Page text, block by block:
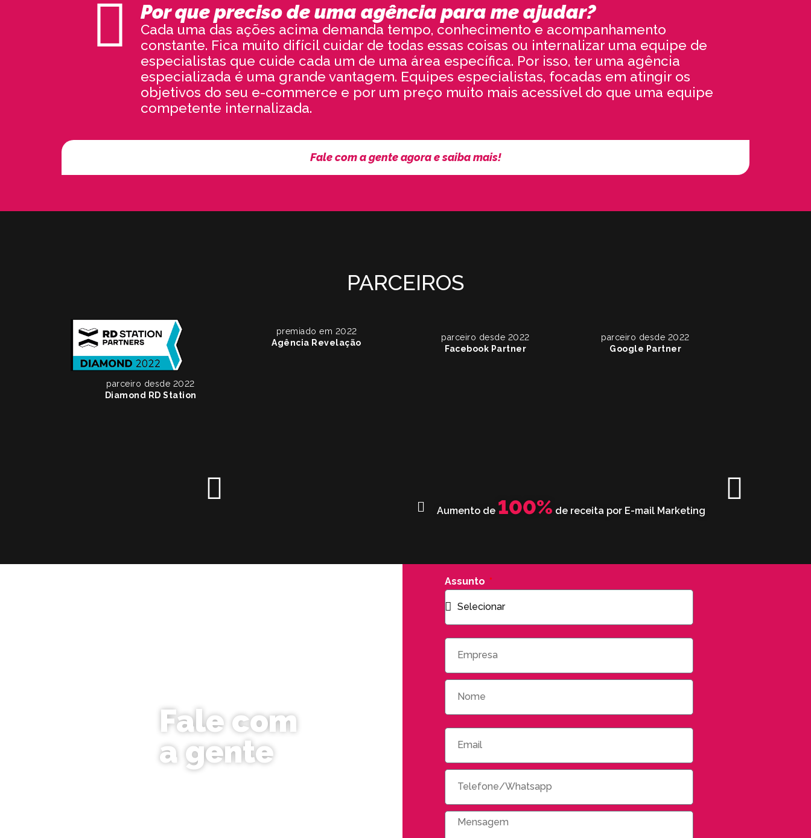
Por que preciso de uma agência para me ajudar?
Cada uma das ações acima demanda tempo, conhecimento e acompanhamento
constante. Fica muito difícil cuidar de todas essas coisas ou internalizar uma equipe de
especialistas que cuide cada um de uma área específica. Por isso, ter uma agência
especializada é uma grande vantagem. Equipes especialistas, focadas em atingir os
objetivos do seu e-commerce e por um preço muito mais acessível do que uma equipe
competente internalizada.
Fale com a gente agora e saiba mais!
PARCEIROS
parceiro desde 2022
Diamond RD Station
premiado em 2022
Agência Revelação
parceiro desde 2022
Facebook Partner
parceiro desde 2022
Google Partner
Aumento de 100% de receita por E-mail Marketing
Fale com
a gente
Deu para perceber quantas
Assunto